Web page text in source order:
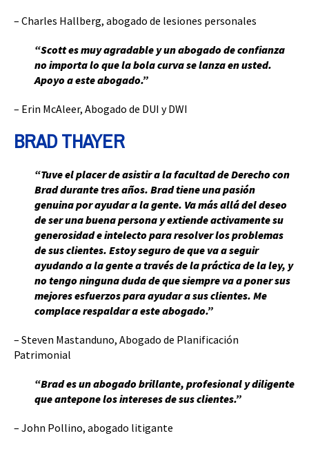
– Charles Hallberg, abogado de lesiones personales
“Scott es muy agradable y un abogado de confianza
no importa lo que la bola curva se lanza en usted.
Apoyo a este abogado.”
– Erin McAleer, Abogado de DUI y DWI
BRAD THAYER
“Tuve el placer de asistir a la facultad de Derecho con
Brad durante tres años. Brad tiene una pasión
genuina por ayudar a la gente. Va más allá del deseo
de ser una buena persona y extiende activamente su
generosidad e intelecto para resolver los problemas
de sus clientes. Estoy seguro de que va a seguir
ayudando a la gente a través de la práctica de la ley, y
no tengo ninguna duda de que siempre va a poner sus
mejores esfuerzos para ayudar a sus clientes. Me
complace respaldar a este abogado.”
– Steven Mastanduno, Abogado de Planificación
Patrimonial
“Brad es un abogado brillante, profesional y diligente
que antepone los intereses de sus clientes.”
– John Pollino, abogado litigante